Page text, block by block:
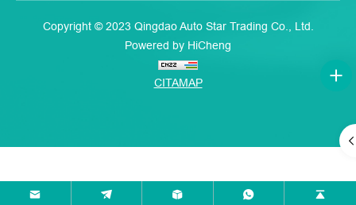
Copyright © 2023 Qingdao Auto Star Trading Co., Ltd.
Powered by HiCheng
CITAMAP